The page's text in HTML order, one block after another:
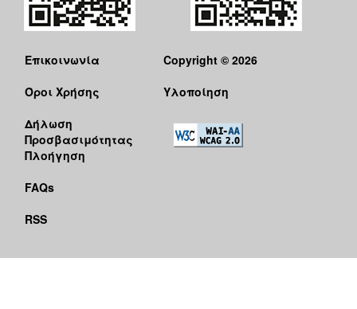
Επικοινωνία
Όροι Χρήσης
Δήλωση
Προσβασιμότητας
Πλοήγηση
FAQs
RSS
Copyright © 2026
Υλοποίηση